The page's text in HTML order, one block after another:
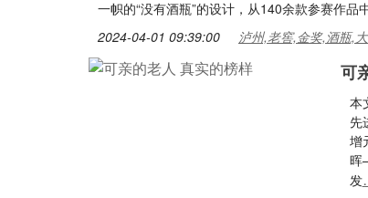
一帜的“没有酒瓶”的设计，从140余款参赛作品
2024-04-01 09:39:00 泸州,老窖,金奖,酒瓶,
可
本
先
增
晖
发